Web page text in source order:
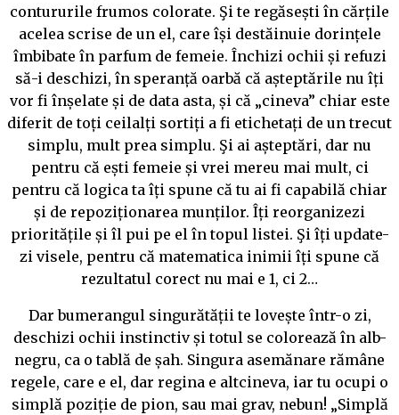
contururile frumos colorate. Şi te regăsești în cărțile
acelea scrise de un el, care își destăinuie dorințele
îmbibate în parfum de femeie. Închizi ochii și refuzi
să-i deschizi, în speranță oarbă că așteptările nu îți
vor fi înșelate și de data asta, și că „cineva” chiar este
diferit de toți ceilalți sortiți a fi etichetați de un trecut
simplu, mult prea simplu. Şi ai așteptări, dar nu
pentru că ești femeie și vrei mereu mai mult, ci
pentru că logica ta îți spune că tu ai fi capabilă chiar
și de repoziționarea munților. Îți reorganizezi
prioritățile și îl pui pe el în topul listei. Şi îți update-
zi visele, pentru că matematica inimii îți spune că
rezultatul corect nu mai e 1, ci 2…
Dar bumerangul singurătății te lovește într-o zi,
deschizi ochii instinctiv și totul se colorează în alb-
negru, ca o tablă de șah. Singura asemănare rămâne
regele, care e el, dar regina e altcineva, iar tu ocupi o
simplă poziție de pion, sau mai grav, nebun! „Simplă